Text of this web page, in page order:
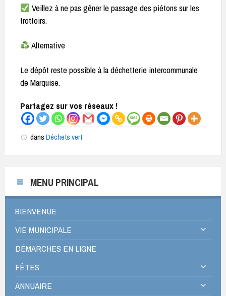
Veillez à ne pas gêner le passage des piétons sur les
trottoirs.
Alternative
Le dépôt reste possible à la déchetterie intercommunale
de Marquise.
Partagez sur vos réseaux !
dans Déchets vert
MENU PRINCIPAL
BIENVENUE
VIE MUNICIPALE
DÉMARCHES EN LIGNE
FÊTES
ANNUAIRE